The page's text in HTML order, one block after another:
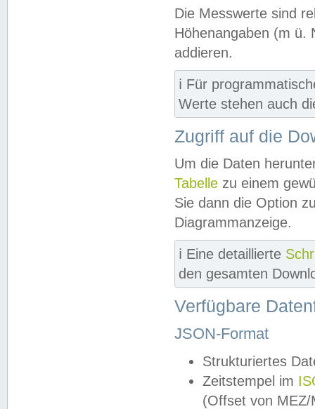
Die Messwerte sind
Höhenangaben (m ü.
addieren.
ℹ️ Für
Werte stehen auch
Zugriff auf die
Um die Daten
Tabelle zu einem
Sie dann die Option
Diagrammanzeige.
ℹ️ Eine detaillierte
den gesamten
Verfügbare
JSON-Format
Strukturiertes
Zeitstempel im
(Offset von MEZ/